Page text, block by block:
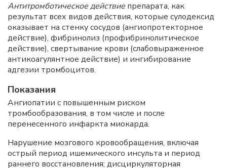
Антитромботическое действие препарата, как
результат всех видов действия, которые сулодексид
оказывает на стенку сосудов (ангиопротекторное
действие), фибринолиз (профибринолитическое
действие), свертывание крови (слабовыраженное
антикоагулянтное действие) и ингибирование
адгезии тромбоцитов.
Показания
Ангиопатии с повышенным риском
тромбообразования, в том числе и после
перенесенного инфаркта миокарда.
Нарушение мозгового кровообращения, включая
острый период ишемического инсульта и период
раннего восстановления; дисциркуляторная